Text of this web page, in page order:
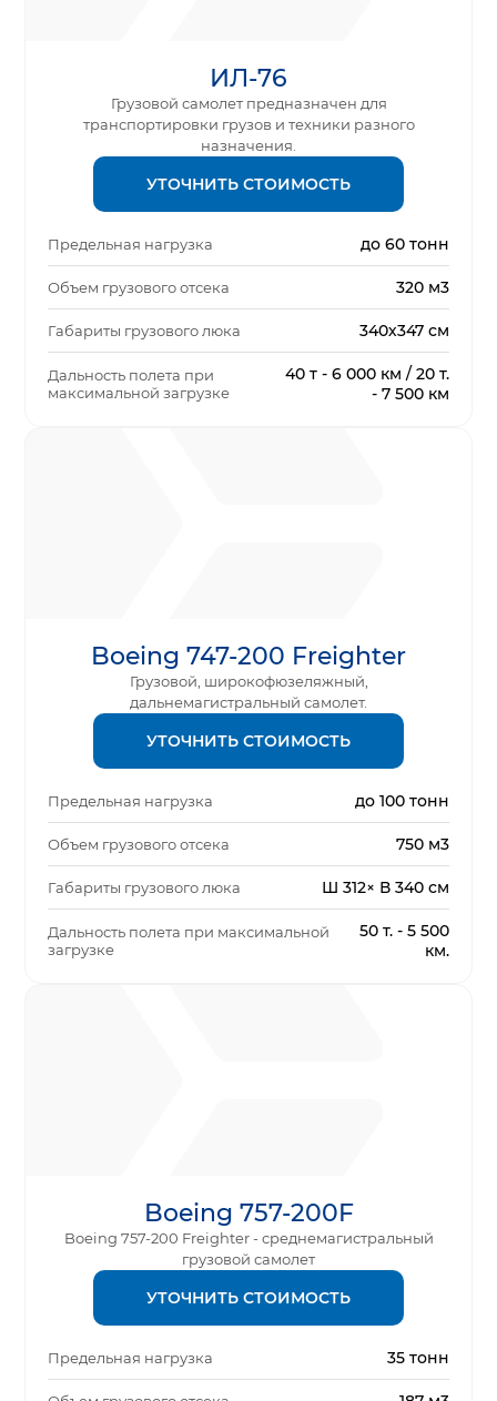
ИЛ-76
Грузовой самолет предназначен для
транспортировки грузов и техники разного
назначения.
УТОЧНИТЬ СТОИМОСТЬ
Предельная нагрузка до 60 тонн
Объем грузового отсека 320 м3
Габариты грузового люка 340х347 см
Дальность полета при
максимальной загрузке
40 т - 6 000 км / 20 т.
- 7 500 км
Boeing 747-200 Freighter
Грузовой, широкофюзеляжный,
дальнемагистральный самолет.
УТОЧНИТЬ СТОИМОСТЬ
Предельная нагрузка до 100 тонн
Объем грузового отсека 750 м3
Габариты грузового люка Ш 312× В 340 см
Дальность полета при максимальной
загрузке
50 т. - 5 500
км.
Boeing 757-200F
Boeing 757-200 Freighter - среднемагистральный
грузовой самолет
УТОЧНИТЬ СТОИМОСТЬ
Предельная нагрузка 35 тонн